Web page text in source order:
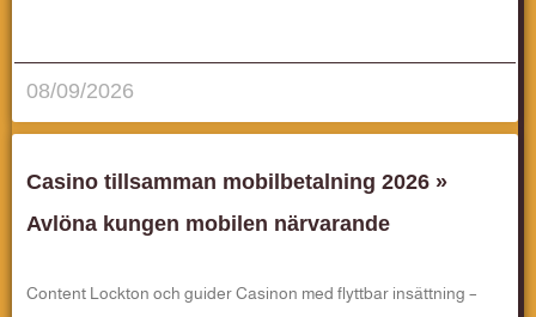
08/09/2026
Casino tillsamman mobilbetalning 2026 »
Avlöna kungen mobilen närvarande
Content Lockton och guider Casinon med flyttbar insättning –